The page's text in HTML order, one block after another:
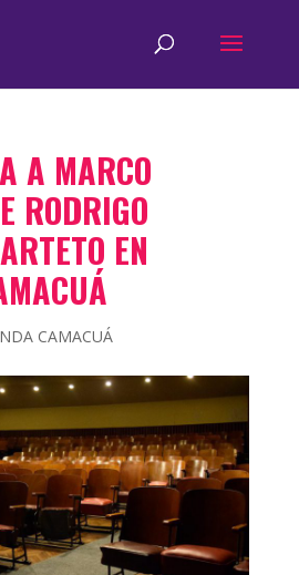
A MARCO
RODRIGO
EN
CAMACUÁ